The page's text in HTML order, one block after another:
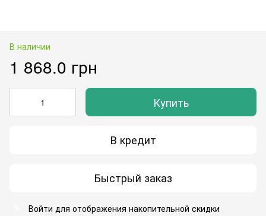
В наличии
1 868.0 грн
Купить
В кредит
Быстрый заказ
Войти для отображения накопительной скидки